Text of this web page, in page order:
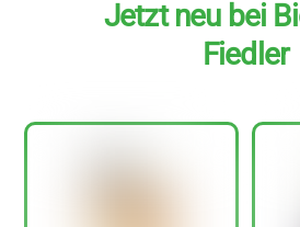
Jetzt neu bei
Fiedler